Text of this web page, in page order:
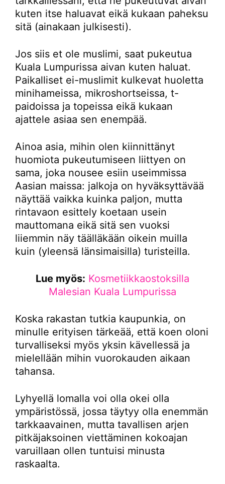
kuten itse haluavat eikä kukaan paheksu
sitä (ainakaan julkisesti).
Jos siis et ole muslimi, saat pukeutua
Kuala Lumpurissa aivan kuten haluat.
Paikalliset ei-muslimit kulkevat huoletta
minihameissa, mikroshortseissa, t-
paidoissa ja topeissa eikä kukaan
ajattele asiaa sen enempää.
Ainoa asia, mihin olen kiinnittänyt
huomiota pukeutumiseen liittyen on
sama, joka nousee esiin useimmissa
Aasian maissa: jalkoja on hyväksyttävää
näyttää vaikka kuinka paljon, mutta
rintavaon esittely koetaan usein
mauttomana eikä sitä sen vuoksi
liiemmin näy täälläkään oikein muilla
kuin (yleensä länsimaisilla) turisteilla.
Lue myös: Kosmetiikkaostoksilla
Malesian Kuala Lumpurissa
Koska rakastan tutkia kaupunkia, on
minulle erityisen tärkeää, että koen oloni
turvalliseksi myös yksin kävellessä ja
mielellään mihin vuorokauden aikaan
tahansa.
Lyhyellä lomalla voi olla okei olla
ympäristössä, jossa täytyy olla enemmän
tarkkaavainen, mutta tavallisen arjen
pitkäjaksoinen viettäminen kokoajan
varuillaan ollen tuntuisi minusta
raskaalta.